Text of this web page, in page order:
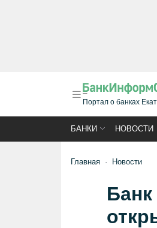
Портал о банках
БАНКИ НОВОСТИ
Главная Новости